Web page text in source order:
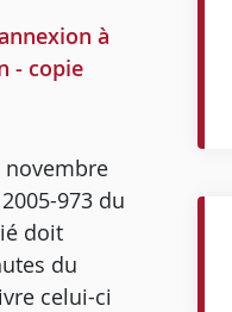
à
- copie
novembre
973 du
doit
du
celui-ci